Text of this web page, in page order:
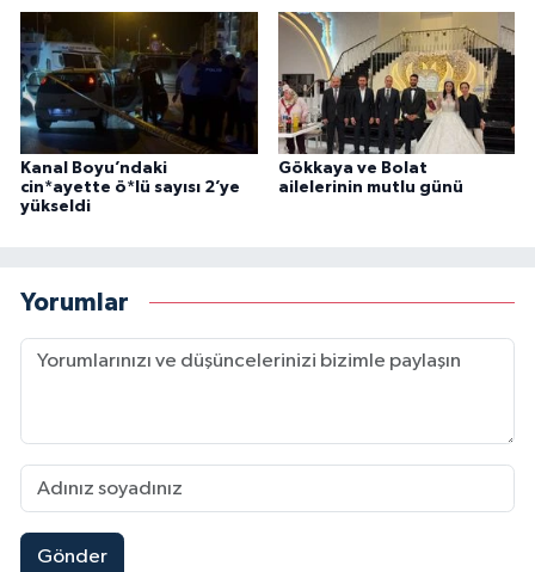
Kanal Boyu’ndaki
cin*ayette ö*lü sayısı 2’ye
yükseldi
Gökkaya ve Bolat
ailelerinin mutlu günü
Yorumlar
Gönder